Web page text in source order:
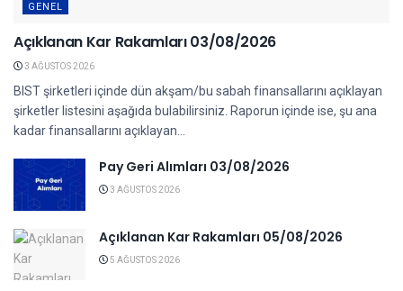
GENEL
Açıklanan Kar Rakamları 03/08/2026
3 AĞUSTOS 2026
BIST şirketleri içinde dün akşam/bu sabah finansallarını açıklayan
şirketler listesini aşağıda bulabilirsiniz. Raporun içinde ise, şu ana
kadar finansallarını açıklayan...
Pay Geri Alımları 03/08/2026
3 AĞUSTOS 2026
Açıklanan Kar Rakamları 05/08/2026
5 AĞUSTOS 2026